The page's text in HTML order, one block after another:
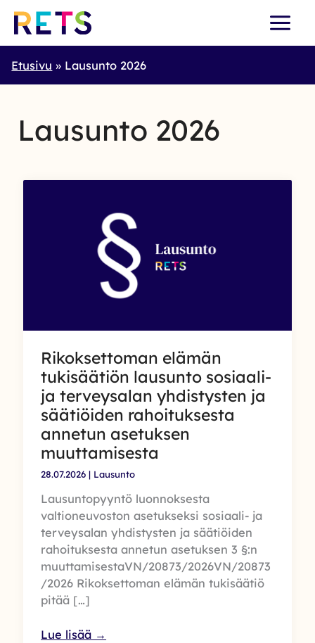
Skip
Etusivu
Lausunto 2026
Lausunto 2026
Rikoksettoman elämän
tukisäätiön lausunto sosiaali-
ja terveysalan yhdistysten ja
säätiöiden rahoituksesta
annetun asetuksen
muuttamisesta
28.07.2026| Lausunto
Lausuntopyyntö luonnoksesta
valtioneuvoston asetukseksi sosiaali- ja
terveysalan yhdistysten ja säätiöiden
rahoituksesta annetun asetuksen 3 §:n
muuttamisestaVN/20873/2026VN/20873
/2026 Rikoksettoman elämän tukisäätiö
pitää […]
Rikoksettoman
Lue lisää →